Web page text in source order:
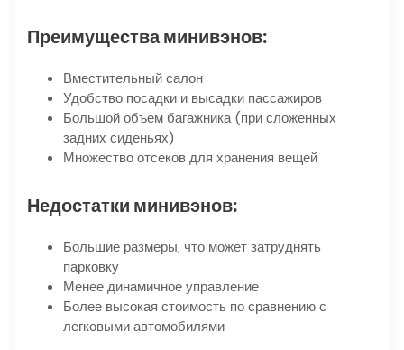
Преимущества минивэнов:
Вместительный салон
Удобство посадки и высадки пассажиров
Большой объем багажника (при сложенных
задних сиденьях)
Множество отсеков для хранения вещей
Недостатки минивэнов:
Большие размеры‚ что может затруднять
парковку
Менее динамичное управление
Более высокая стоимость по сравнению с
легковыми автомобилями